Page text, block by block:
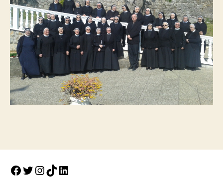
Facebook
Twitter
Instagram
TikTokLinkedIn